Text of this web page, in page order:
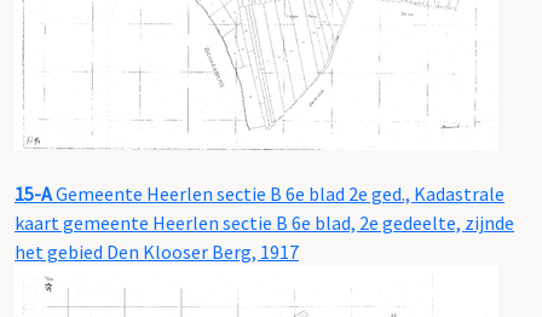
15-AGemeente Heerlen sectie B 6e blad 2e ged., Kadastrale
kaart gemeente Heerlen sectie B 6e blad, 2e gedeelte, zijnde
het gebied Den Klooser Berg, 1917